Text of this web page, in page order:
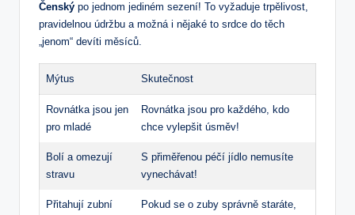
Čenský po jednom jediném sezení! To vyžaduje trpělivost,
pravidelnou údržbu a možná i nějaké to srdce do těch
„jenom“ devíti měsíců.
Mýtus Skutečnost
Rovnátka jsou jen
pro mladé
Rovnátka jsou pro každého, kdo
chce vylepšit úsměv!
Bolí a omezují
stravu
S přiměřenou péčí jídlo nemusíte
vynechávat!
Přitahují zubní
Pokud se o zuby správně staráte,